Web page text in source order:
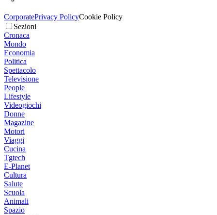
CorporatePrivacy PolicyCookie Policy
Sezioni
Cronaca
Mondo
Economia
Politica
Spettacolo
Televisione
People
Lifestyle
Videogiochi
Donne
Magazine
Motori
Viaggi
Cucina
Tgtech
E-Planet
Cultura
Salute
Scuola
Animali
Spazio